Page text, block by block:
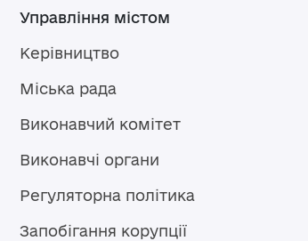
Управління містом
Керівництво
Міська рада
Виконавчий комітет
Виконавчі органи
Регуляторна політика
Запобігання корупції